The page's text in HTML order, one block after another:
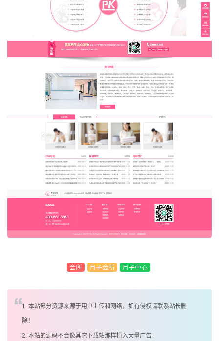
会所 月子会所 月子中心
1. 本站部分资源来源于用户上传和网络，如有侵权请联系站长删
除！
2. 本站的源码不会像其它下载站那样植入大量广告！